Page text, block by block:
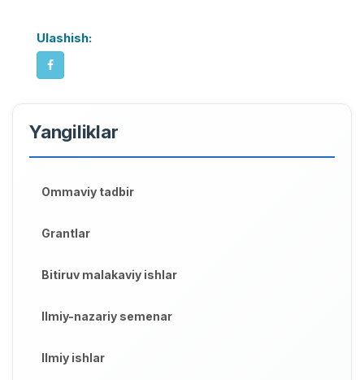
Ulashish:
Yangiliklar
Ommaviy tadbir
Grantlar
Bitiruv malakaviy ishlar
Ilmiy-nazariy semenar
Ilmiy ishlar